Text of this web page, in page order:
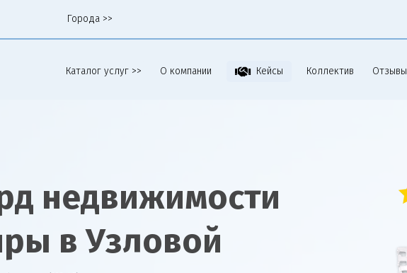
Города >>
Каталог услуг >> О компании Кейсы Коллектив Отзывы
недвижимости
в Узловой